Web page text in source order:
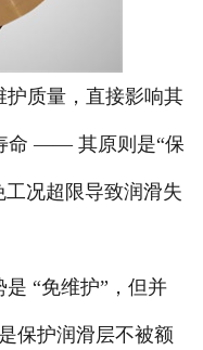
联系我们
护质量，直接影响其
命 —— 其原则是“保
况超限导致润滑失
是 “免维护”，但并
保护润滑层不被额